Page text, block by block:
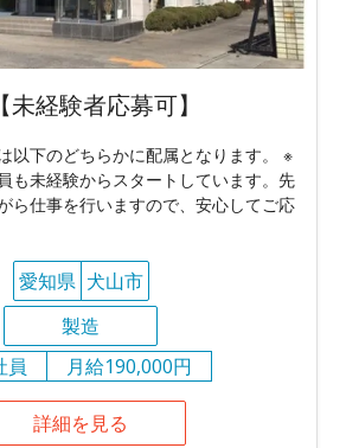
経験者応募可】
以下のどちらかに配属となります。 ※
も未経験からスタートしています。先
ら仕事を行いますので、安心してご応
愛知県 犬山市
製造
員
月給190,000円
詳細を見る